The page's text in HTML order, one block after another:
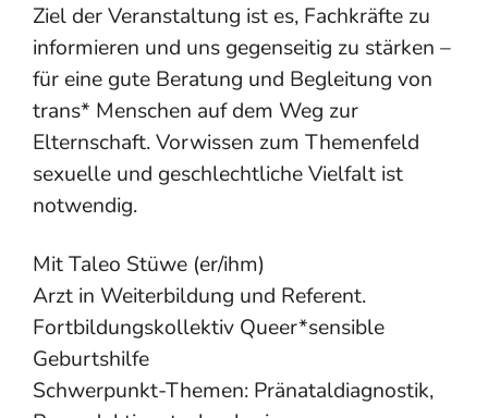
Ziel der Veranstaltung ist es, Fachkräfte zu
informieren und uns gegenseitig zu stärken –
für eine gute Beratung und Begleitung von
trans* Menschen auf dem Weg zur
Elternschaft. Vorwissen zum Themenfeld
sexuelle und geschlechtliche Vielfalt ist
notwendig.
Mit Taleo Stüwe (er/ihm)
Arzt in Weiterbildung und Referent.
Fortbildungskollektiv Queer*sensible
Geburtshilfe
Schwerpunkt-Themen: Pränataldiagnostik,